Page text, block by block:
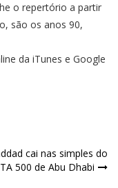
o repertório a partir
são os anos 90,
da iTunes e Google
cai nas simples do
500 de Abu Dhabi